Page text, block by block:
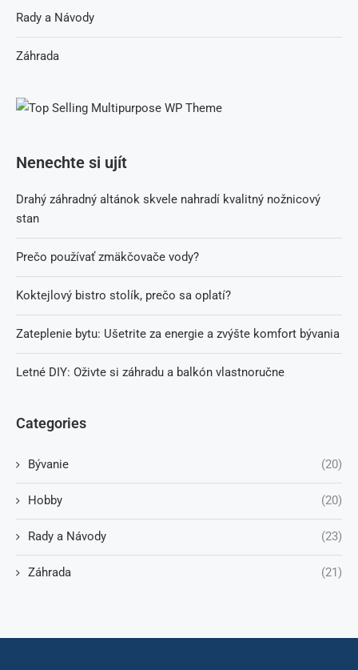
Nenechte si ujít
Drahý záhradný altánok skvele nahradí kvalitný nožnicový
stan
Prečo používať zmäkčovače vody?
Koktejlový bistro stolík, prečo sa oplatí?
Zateplenie bytu: Ušetrite za energie a zvýšte komfort bývania
Letné DIY: Oživte si záhradu a balkón vlastnoručne
Categories
Bývanie (20)
Hobby (20)
Rady a Návody (23)
Záhrada (21)
Rady a Návody
Záhrada